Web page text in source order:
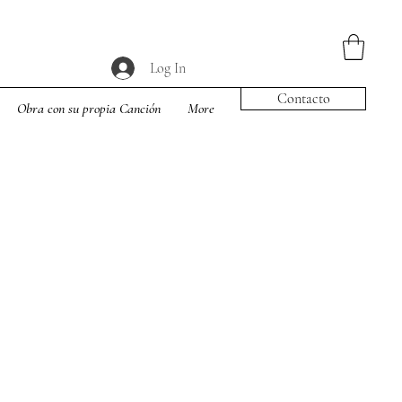
Log In
Obra con su propia Canción More
Contacto